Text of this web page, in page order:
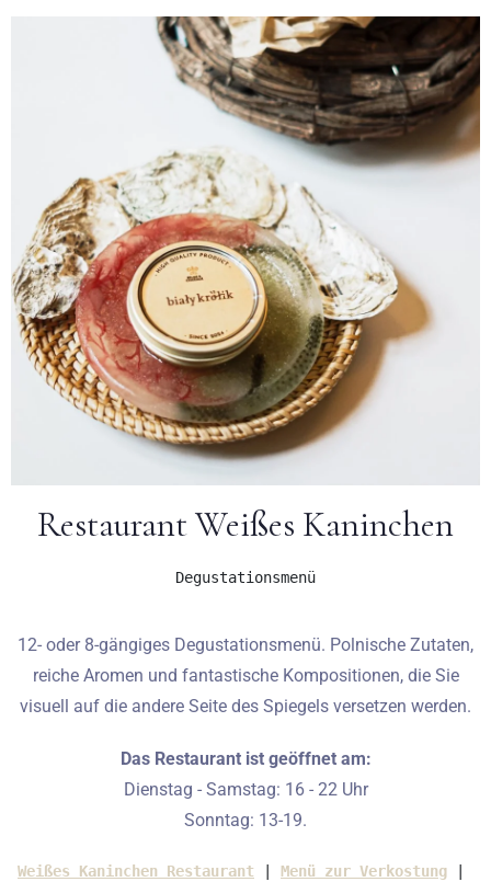
Restaurant Weißes Kaninchen
Degustationsmenü
12- oder 8-gängiges Degustationsmenü. Polnische Zutaten,
reiche Aromen und fantastische Kompositionen, die Sie
visuell auf die andere Seite des Spiegels versetzen werden.
Das Restaurant ist geöffnet am:
Dienstag - Samstag: 16 - 22 Uhr
Sonntag: 13-19.
Weißes Kaninchen Restaurant Menü zur Verkostung
Abreise